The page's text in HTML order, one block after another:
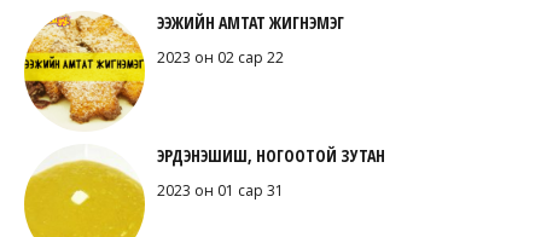
ЭЭЖИЙН АМТАТ ЖИГНЭМЭГ
2023 он 02 сар 22
ЭРДЭНЭШИШ, НОГООТОЙ ЗУТАН
2023 он 01 сар 31